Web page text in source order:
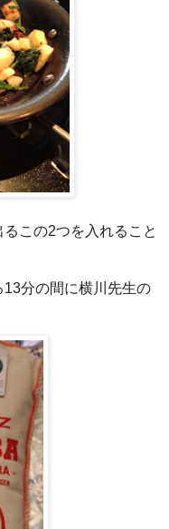
るこの2つを入れること
13分の間に横川先生の